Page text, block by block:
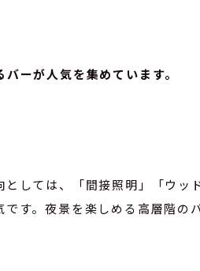
ーが人気を集めています。
しては、「間接照明」「ウッ
す。夜景を楽しめる高層階の